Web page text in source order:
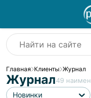
Главная Клиенты Журнал
Журнал49
Новинки